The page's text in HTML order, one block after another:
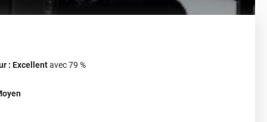
: Excellentavec 79 %